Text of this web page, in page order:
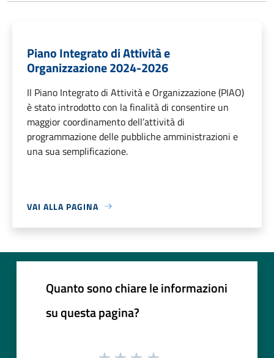
Piano Integrato di Attività e
Organizzazione 2024-2026
Il Piano Integrato di Attività e Organizzazione (PIAO)
è stato introdotto con la finalità di consentire un
maggior coordinamento dell’attività di
programmazione delle pubbliche amministrazioni e
una sua semplificazione.
VAI ALLA PAGINA
Quanto sono chiare le informazioni
su questa pagina?